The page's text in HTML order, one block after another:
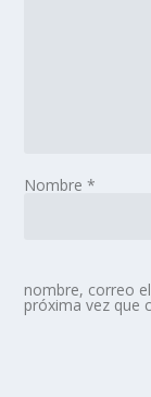
Nombre*
nombre, correo
próxima vez que